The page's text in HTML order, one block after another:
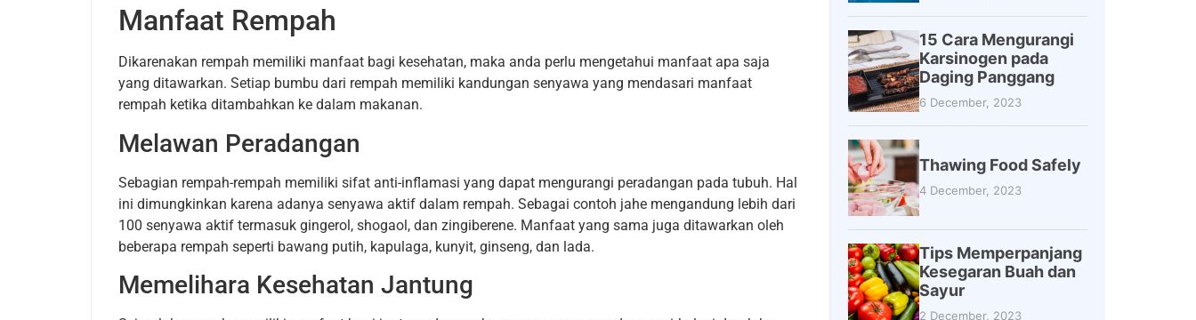
Manfaat Rempah
Dikarenakan rempah memiliki manfaat bagi kesehatan, maka anda perlu mengetahui manfaat apa saja
yang ditawarkan. Setiap bumbu dari rempah memiliki kandungan senyawa yang mendasari manfaat
rempah ketika ditambahkan ke dalam makanan.
Melawan Peradangan
Sebagian rempah-rempah memiliki sifat anti-inflamasi yang dapat mengurangi peradangan pada tubuh. Hal
ini dimungkinkan karena adanya senyawa aktif dalam rempah. Sebagai contoh jahe mengandung lebih dari
100 senyawa aktif termasuk gingerol, shogaol, dan zingiberene. Manfaat yang sama juga ditawarkan oleh
beberapa rempah seperti bawang putih, kapulaga, kunyit, ginseng, dan lada.
Memelihara Kesehatan Jantung
15 Cara Mengurangi
Karsinogen pada
Daging Panggang
6 December, 2023
Thawing Food Safely
4 December, 2023
Tips Memperpanjang
Kesegaran Buah dan
Sayur
2 December, 2023